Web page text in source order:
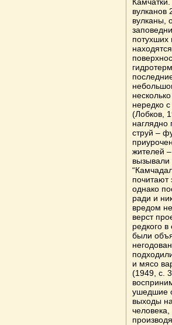
вулканов
вулканы,
потухших
нередко
(Лобков,
наглядно
струй –
жителей
вызывали
почитают
однако
ради и
вредом
верст
редкого
были
и мясо
(1949, с.
ушедшие
выходы